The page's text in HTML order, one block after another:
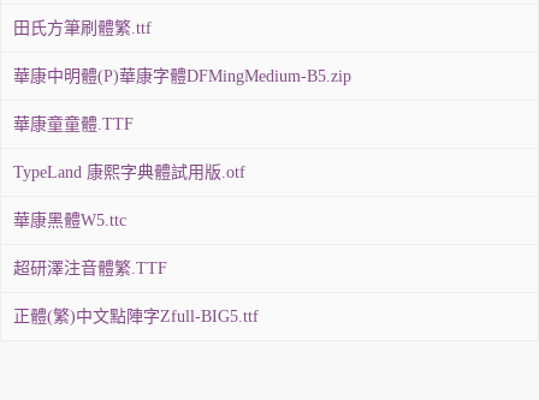
田氏方筆刷體繁.ttf
華康中明體(P)華康字體DFMingMedium-B5.zip
華康童童體.TTF
TypeLand 康熙字典體試用版.otf
華康黑體W5.ttc
超研澤注音體繁.TTF
正體(繁)中文點陣字Zfull-BIG5.ttf